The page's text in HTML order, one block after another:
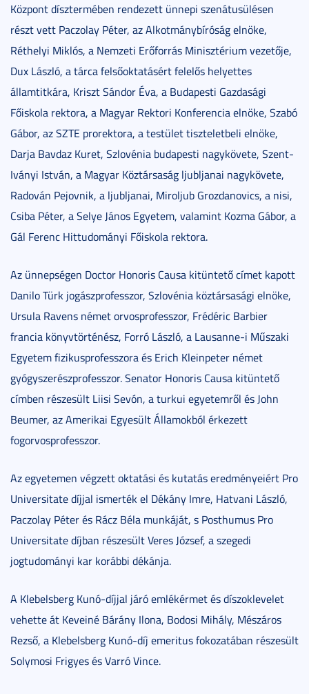
Központ dísztermében rendezett ünnepi szenátusülésen
részt vett Paczolay Péter, az Alkotmánybíróság elnöke,
Réthelyi Miklós, a Nemzeti Erőforrás Minisztérium vezetője,
Dux László, a tárca felsőoktatásért felelős helyettes
államtitkára, Kriszt Sándor Éva, a Budapesti Gazdasági
Főiskola rektora, a Magyar Rektori Konferencia elnöke, Szabó
Gábor, az SZTE prorektora, a testület tiszteletbeli elnöke,
Darja Bavdaz Kuret, Szlovénia budapesti nagykövete, Szent-
Iványi István, a Magyar Köztársaság ljubljanai nagykövete,
Radován Pejovnik, a ljubljanai, Miroljub Grozdanovics, a nisi,
Csiba Péter, a Selye János Egyetem, valamint Kozma Gábor, a
Gál Ferenc Hittudományi Főiskola rektora.
Az ünnepségen Doctor Honoris Causa kitüntető címet kapott
Danilo Türk jogászprofesszor, Szlovénia köztársasági elnöke,
Ursula Ravens német orvosprofesszor, Frédéric Barbier
francia könyvtörténész, Forró László, a Lausanne-i Műszaki
Egyetem fizikusprofesszora és Erich Kleinpeter német
gyógyszerészprofesszor. Senator Honoris Causa kitüntető
címben részesült Liisi Sevón, a turkui egyetemről és John
Beumer, az Amerikai Egyesült Államokból érkezett
fogorvosprofesszor.
Az egyetemen végzett oktatási és kutatás eredményeiért Pro
Universitate díjjal ismerték el Dékány Imre, Hatvani László,
Paczolay Péter és Rácz Béla munkáját, s Posthumus Pro
Universitate díjban részesült Veres József, a szegedi
jogtudományi kar korábbi dékánja.
A Klebelsberg Kunó-díjjal járó emlékérmet és díszoklevelet
vehette át Keveiné Bárány Ilona, Bodosi Mihály, Mészáros
Rezső, a Klebelsberg Kunó-díj emeritus fokozatában részesült
Solymosi Frigyes és Varró Vince.